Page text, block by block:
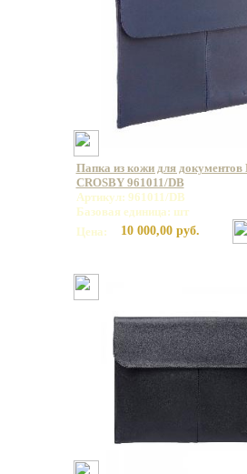
Папка из кожи для документов
CROSBY 961011/DB
Артикул: 961011/DB
Базовая единица: шт
Цена:
10 000,00 руб.